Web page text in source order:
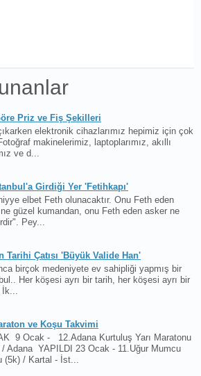
Priz ve Fiş Şekilleri
elektronik cihazlarımız hepimiz için çok
makinelerimiz, laptoplarımız, akıllı
ve d...
Girdiği Yer 'Fetihkapı'
elbet Feth olunacaktır. Onu Feth eden
güzel kumandan, onu Feth eden asker ne
Pey...
Tarihi Çatısı 'Büyük Valide Han'
birçok medeniyete ev sahipliği yapmış bir
Her köşesi ayrı bir tarih, her köşesi ayrı bir
İk...
ve Koşu Takvimi
9 Ocak - 12.Adana Kurtuluş Yarı Maratonu
Adana YAPILDI 23 Ocak - 11.Uğur Mumcu
(5k) / Kartal - İst...